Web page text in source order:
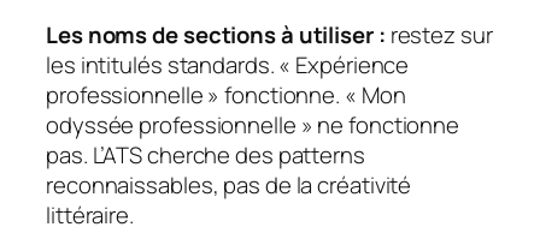
Les noms de sections à utiliser : restez sur
les intitulés standards. « Expérience
professionnelle » fonctionne. « Mon
odyssée professionnelle » ne fonctionne
pas. L’ATS cherche des patterns
reconnaissables, pas de la créativité
littéraire.